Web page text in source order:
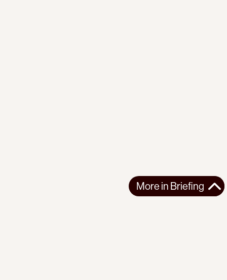
More in Briefing